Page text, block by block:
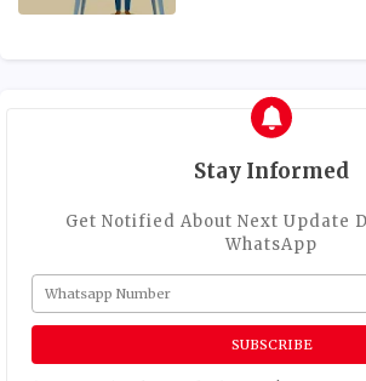
Stay Informed
Get Notified About Next Update
WhatsApp